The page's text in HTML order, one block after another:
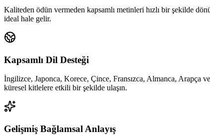
Kaliteden ödün vermeden kapsamlı metinleri hızlı bir şekilde
ideal hale gelir.
Kapsamlı Dil Desteği
İngilizce, Japonca, Korece, Çince, Fransızca, Almanca,
küresel kitlelere etkili bir şekilde ulaşın.
Gelişmiş Bağlamsal Anlayış